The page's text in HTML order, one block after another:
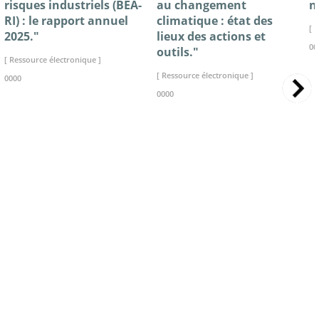
risques industriels (BEA-
RI) : le rapport annuel
2025."
[ Ressource électronique ]
0000
au changement
climatique : état des
lieux des actions et
outils."
[ Ressource électronique ]
0000
[